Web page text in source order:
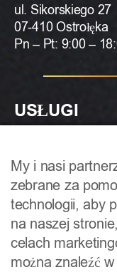
ul. Sikorskiego 27
07-410 Ostrołęka
Pn – Pt: 9:00 –
USŁUGI
Makijaż
Makijaż
My i nasi
zebrane za
technologii, aby
na naszej
celach
można znaleźć